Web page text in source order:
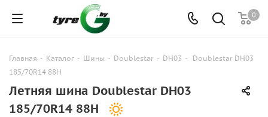
0
Главная - Каталог - Шины - Doublestar - DH03 -
Doublestar DH03
185/70R14 88H
Летняя шина Doublestar DH03
185/70R14 88H